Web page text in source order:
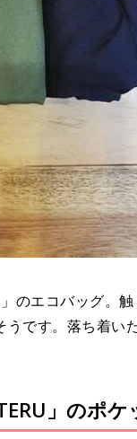
のエコバッグ。
です。落ち着い
」のポ